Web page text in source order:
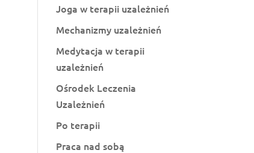
Joga w terapii uzależnień
Mechanizmy uzależnień
Medytacja w terapii
uzależnień
Ośrodek Leczenia
Uzależnień
Po terapii
Praca nad sobą